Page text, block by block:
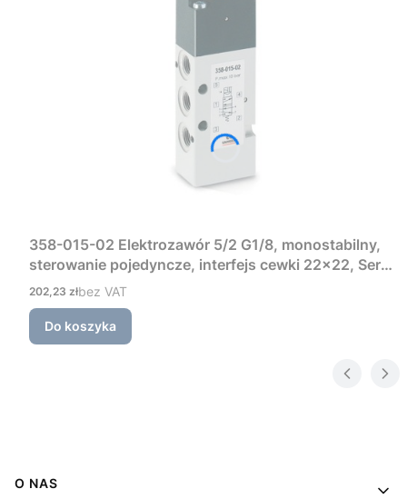
358-015-02 Elektrozawór 5/2 G1/8, monostabilny,
sterowanie pojedyncze, interfejs cewki 22×22, Seria
3 Camozzi
Cena
202,23 złbez VAT
Do koszyka
Linki w stopce
O NAS